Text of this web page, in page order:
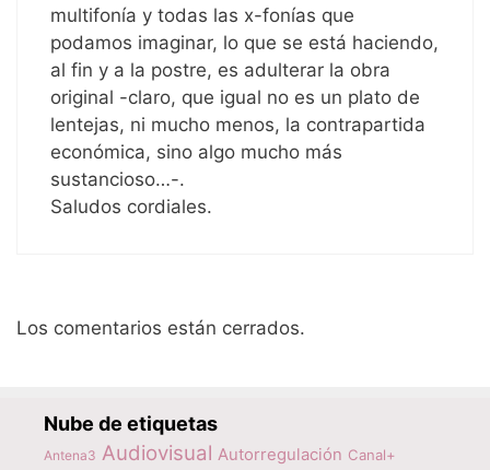
multifonía y todas las x-fonías que
podamos imaginar, lo que se está haciendo,
al fin y a la postre, es adulterar la obra
original -claro, que igual no es un plato de
lentejas, ni mucho menos, la contrapartida
económica, sino algo mucho más
sustancioso…-.
Saludos cordiales.
Los comentarios están cerrados.
Nube de etiquetas
Antena3 Audiovisual Autorregulación Canal+